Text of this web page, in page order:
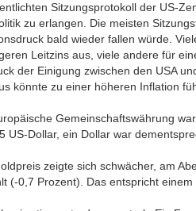
Sitzungsprotokoll der US-
zu erlangen. Die meisten
bald wieder fallen würde.
Leitzins aus, viele andere für
der Einigung zwischen den USA
könnte zu einer höheren Inflation
Gemeinschaftswährung
US-Dollar, ein Dollar war
zeigte sich schwächer, am
(-0,7 Prozent). Das entspricht